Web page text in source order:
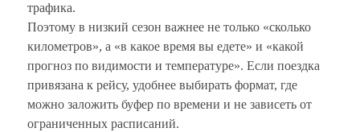
трафика.
Поэтому в низкий сезон важнее не только «сколько
километров», а «в какое время вы едете» и «какой
прогноз по видимости и температуре». Если поездка
привязана к рейсу, удобнее выбирать формат, где
можно заложить буфер по времени и не зависеть от
ограниченных расписаний.